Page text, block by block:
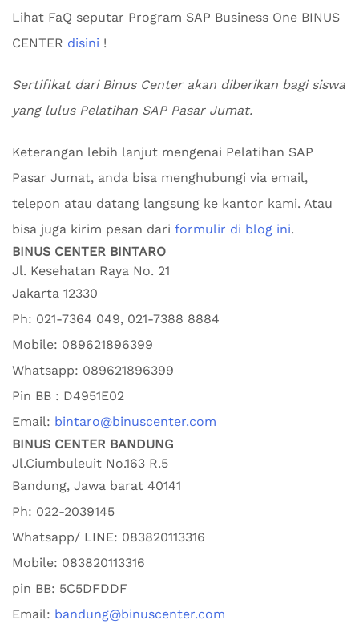
Lihat FaQ seputar Program SAP Business One BINUS
CENTER disini !
Sertifikat dari Binus Center akan diberikan bagi siswa
yang lulus Pelatihan SAP Pasar Jumat.
Keterangan lebih lanjut mengenai Pelatihan SAP
Pasar Jumat, anda bisa menghubungi via email,
telepon atau datang langsung ke kantor kami. Atau
bisa juga kirim pesan dari formulir di blog ini.
BINUS CENTER BINTARO
Jl. Kesehatan Raya No. 21
Jakarta 12330
Ph: 021-7364 049, 021-7388 8884
Mobile: 089621896399
Whatsapp: 089621896399
Pin BB : D4951E02
Email: bintaro@binuscenter.com
BINUS CENTER BANDUNG
Jl.Ciumbuleuit No.163 R.5
Bandung, Jawa barat 40141
Ph: 022-2039145
Whatsapp/ LINE: 083820113316
Mobile: 083820113316
pin BB: 5C5DFDDF
Email: bandung@binuscenter.com